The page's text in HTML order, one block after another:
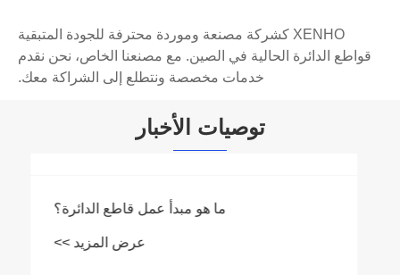
XENHO كشركة مصنعة وموردة محترفة للجودة المتبقية
قواطع الدائرة الحالية في الصين. مع مصنعنا الخاص، نحن نقدم
خدمات مخصصة ونتطلع إلى الشراكة معك.
توصيات الأخبار